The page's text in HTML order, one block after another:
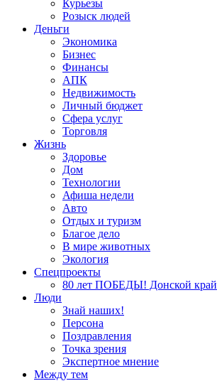
Курьезы
Розыск людей
Деньги
Экономика
Бизнес
Финансы
АПК
Недвижимость
Личный бюджет
Сфера услуг
Торговля
Жизнь
Здоровье
Дом
Технологии
Афиша недели
Авто
Отдых и туризм
Благое дело
В мире животных
Экология
Спецпроекты
80 лет ПОБЕДЫ! Донской край
Люди
Знай наших!
Персона
Поздравления
Точка зрения
Экспертное мнение
Между тем